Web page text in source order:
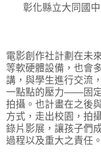
彰化縣立大同國
電影創作社計劃在未
等軟硬體設備，也會
講，與學生進行交流
一點點的壓力——固定
拍攝。也計畫在之後
方式，走出校園，拍
錄片影展，讓孩子們
過程以及重大之責任。